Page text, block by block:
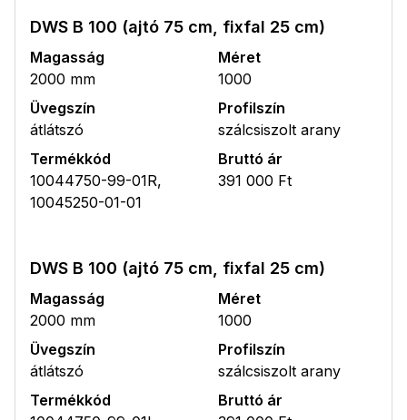
DWS B 100 (ajtó 75 cm, fixfal 25 cm)
Magasság
2000 mm
Méret
1000
Üvegszín
átlátszó
Profilszín
szálcsiszolt arany
Termékkód
10044750-99-01R,
10045250-01-01
Bruttó ár
391 000 Ft
DWS B 100 (ajtó 75 cm, fixfal 25 cm)
Magasság
2000 mm
Méret
1000
Üvegszín
átlátszó
Profilszín
szálcsiszolt arany
Termékkód
Bruttó ár